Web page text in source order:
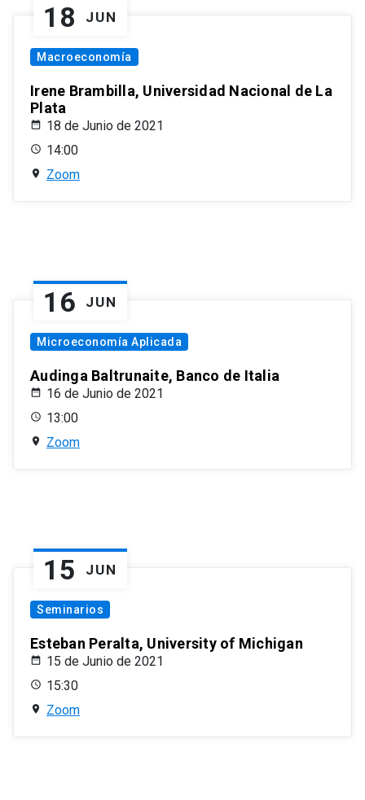
18 JUN
Macroeconomía
Irene Brambilla, Universidad Nacional de La
Plata
18 de Junio de 2021
14:00
Zoom
16 JUN
Microeconomía Aplicada
Audinga Baltrunaite, Banco de Italia
16 de Junio de 2021
13:00
Zoom
15 JUN
Seminarios
Esteban Peralta, University of Michigan
15 de Junio de 2021
15:30
Zoom